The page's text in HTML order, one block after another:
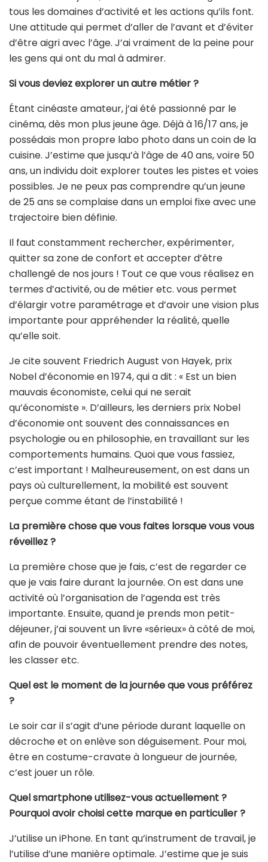
tous les domaines d’activité et les actions qu’ils font.
Une attitude qui permet d’aller de l’avant et d’éviter
d’être aigri avec l’âge. J’ai vraiment de la peine pour
les gens qui ont du mal à admirer.
Si vous deviez explorer un autre métier ?
Étant cinéaste amateur, j’ai été passionné par le
cinéma, dès mon plus jeune âge. Déjà à 16/17 ans, je
possédais mon propre labo photo dans un coin de la
cuisine. J’estime que jusqu’à l’âge de 40 ans, voire 50
ans, un individu doit explorer toutes les pistes et voies
possibles. Je ne peux pas comprendre qu’un jeune
de 25 ans se complaise dans un emploi fixe avec une
trajectoire bien définie.
Il faut constamment rechercher, expérimenter,
quitter sa zone de confort et accepter d’être
challengé de nos jours ! Tout ce que vous réalisez en
termes d’activité, ou de métier etc. vous permet
d’élargir votre paramétrage et d’avoir une vision plus
importante pour appréhender la réalité, quelle
qu’elle soit.
Je cite souvent Friedrich August von Hayek, prix
Nobel d’économie en 1974, qui a dit : « Est un bien
mauvais économiste, celui qui ne serait
qu’économiste ». D’ailleurs, les derniers prix Nobel
d’économie ont souvent des connaissances en
psychologie ou en philosophie, en travaillant sur les
comportements humains. Quoi que vous fassiez,
c’est important ! Malheureusement, on est dans un
pays où culturellement, la mobilité est souvent
perçue comme étant de l’instabilité !
La première chose que vous faites lorsque vous vous
réveillez ?
La première chose que je fais, c’est de regarder ce
que je vais faire durant la journée. On est dans une
activité où l’organisation de l’agenda est très
importante. Ensuite, quand je prends mon petit-
déjeuner, j’ai souvent un livre «sérieux» à côté de moi,
afin de pouvoir éventuellement prendre des notes,
les classer etc.
Quel est le moment de la journée que vous préférez
?
Le soir car il s’agit d’une période durant laquelle on
décroche et on enlève son déguisement. Pour moi,
être en costume-cravate à longueur de journée,
c’est jouer un rôle.
Quel smartphone utilisez-vous actuellement ?
Pourquoi avoir choisi cette marque en particulier ?
J’utilise un iPhone. En tant qu’instrument de travail, je
l’utilise d’une manière optimale. J’estime que je suis